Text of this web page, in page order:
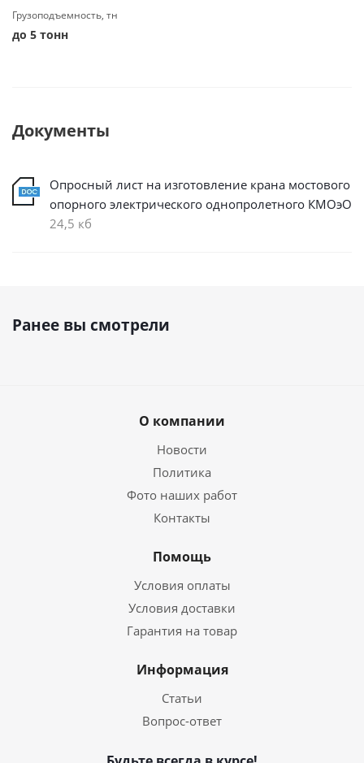
Грузоподъемность, тн
до 5 тонн
Документы
Опросный лист на изготовление крана мостового
опорного электрического однопролетного КМОэО
24,5 кб
Ранее вы смотрели
О компании
Новости
Политика
Фото наших работ
Контакты
Помощь
Условия оплаты
Условия доставки
Гарантия на товар
Информация
Статьи
Вопрос-ответ